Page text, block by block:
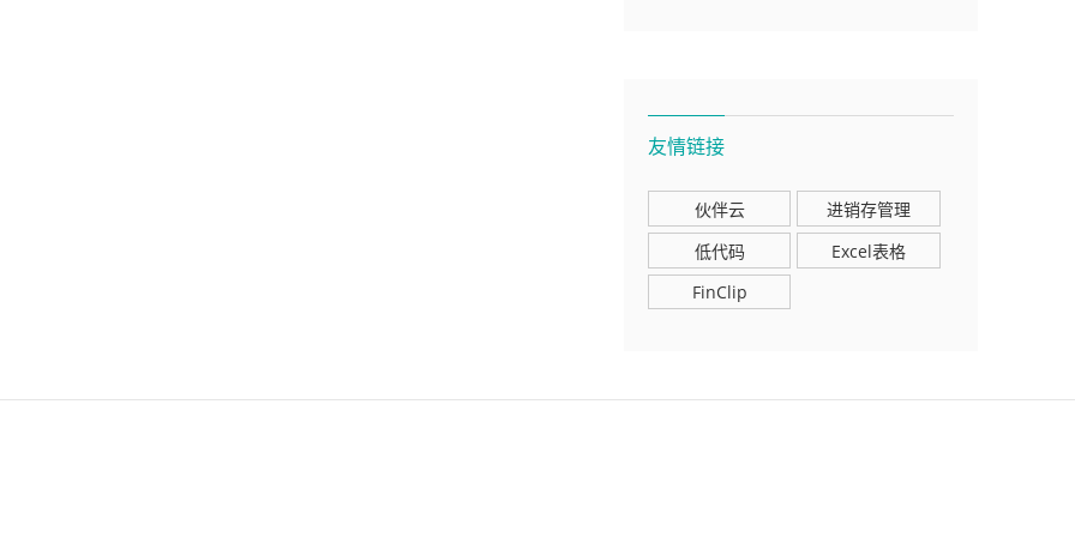
友情链接
伙伴云
进销存管理
低代码
Excel表格
FinClip